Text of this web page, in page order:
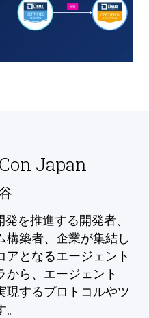
Japan
を推進する開発者、
構築者、企業が集結し
アとなるエージェント
から、エージェント
現するプロトコルやツ